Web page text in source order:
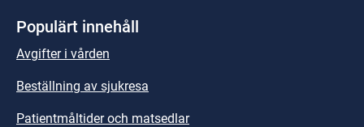
Populärt innehåll
Avgifter i vården
Beställning av sjukresa
Patientmåltider och matsedlar